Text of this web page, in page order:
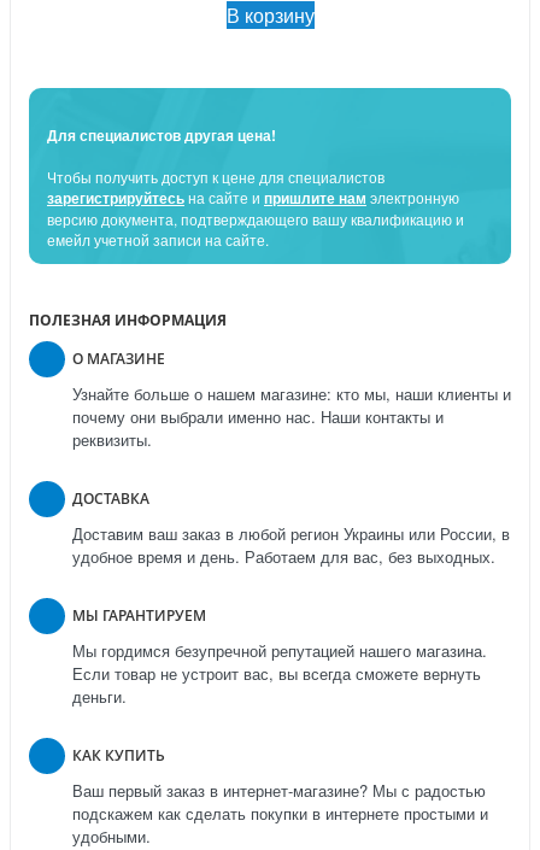
В корзину
Для специалистов другая цена!
Чтобы получить доступ к цене для специалистов
зарегистрируйтесьна сайте и пришлите нам электронную
версию документа, подтверждающего вашу квалификацию и
емейл учетной записи на сайте.
ПОЛЕЗНАЯ ИНФОРМАЦИЯ
О МАГАЗИНЕ
Узнайте больше о нашем магазине: кто мы, наши клиенты и
почему они выбрали именно нас. Наши контакты и
реквизиты.
ДОСТАВКА
Доставим ваш заказ в любой регион Украины или России, в
удобное время и день. Работаем для вас, без выходных.
МЫ ГАРАНТИРУЕМ
Мы гордимся безупречной репутацией нашего магазина.
Если товар не устроит вас, вы всегда сможете вернуть
деньги.
КАК КУПИТЬ
Ваш первый заказ в интернет-магазине? Мы с радостью
подскажем как сделать покупки в интернете простыми и
удобными.